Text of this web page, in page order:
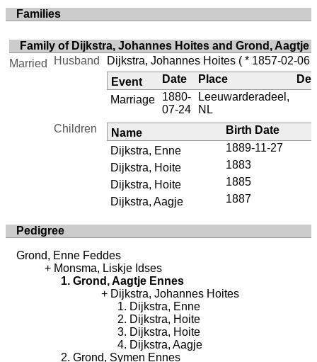
Families
Family of Dijkstra, Johannes Hoites and Grond, Aagtje
Married
Husband Dijkstra, Johannes Hoites ( * 1857-02-06
Event
Date Place
Marriage
1880-
07-24
Leeuwarderadeel,
NL
Children
Name
Birth Date
Dijkstra, Enne
1889-11-27
Dijkstra, Hoite
1883
Dijkstra, Hoite
1885
Dijkstra, Aagje
1887
Pedigree
Grond, Enne Feddes
Monsma, Liskje Idses
Grond, Aagtje Ennes
Dijkstra, Johannes Hoites
Dijkstra, Enne
Dijkstra, Hoite
Dijkstra, Hoite
Dijkstra, Aagje
Grond, Symen Ennes